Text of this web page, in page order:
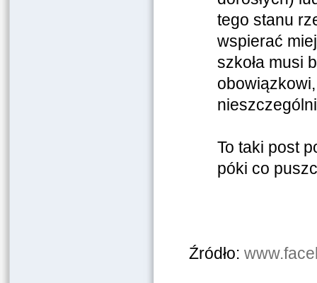
tego stanu
wspierać
szkoła musi
To taki post
póki co
Źródło: